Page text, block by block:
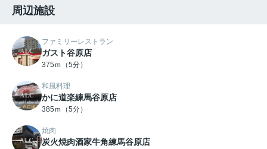
周辺施設
ファミリーレストラン
ガスト谷原店
375ｍ（5分）
和風料理
かに道楽練馬谷原店
385ｍ（5分）
焼肉
炭火焼肉酒家牛角練馬谷原店